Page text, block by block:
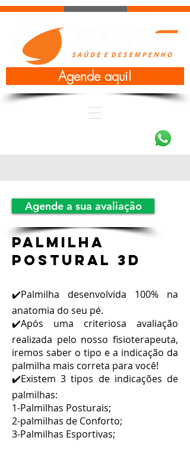
Agende aqui!
Agende a sua avaliação
Palmilha
postural 3D
✔️Palmilha desenvolvida 100% na
anatomia do seu pé.
✔️Após uma criteriosa avaliação
realizada pelo nosso fisioterapeuta,
iremos saber o tipo e a indicação da
palmilha mais correta para você!
✔️Existem 3 tipos de indicações de
palmilhas:
1-Palmilhas Posturais;
2-palmilhas de Conforto;
3-Palmilhas Esportivas;